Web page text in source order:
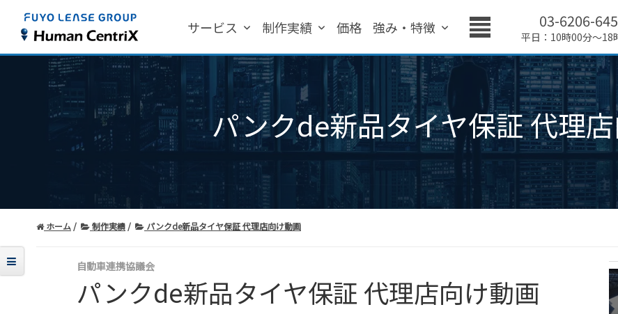
サービス 制作実績 価格 強み・特徴 03-6206-
平日：10時00分～18
パンクde新品タイヤ保証 代理
ホーム 制作実績 パンクde新品タイヤ保証 代理店向け動画
自動車連携協議会
パンクde新品タイヤ保証 代理店向け動画